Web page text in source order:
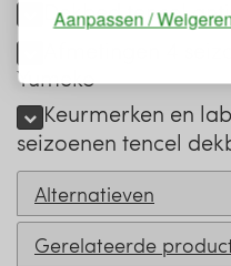
Aanpassen /
Dekbed tencel
Yumeko
Keurmerken en
seizoenen tencel
Alternatieven
Gerelateerde